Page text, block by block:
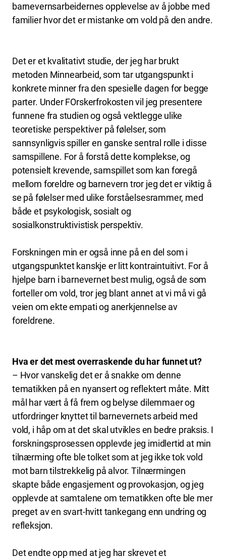
barnevernsarbeidernes opplevelse av å jobbe med
familier hvor det er mistanke om vold på den andre.
Det er et kvalitativt studie, der jeg har brukt
metoden Minnearbeid, som tar utgangspunkt i
konkrete minner fra den spesielle dagen for begge
parter. Under FOrskerfrokosten vil jeg presentere
funnene fra studien og også vektlegge ulike
teoretiske perspektiver på følelser, som
sannsynligvis spiller en ganske sentral rolle i disse
samspillene. For å forstå dette komplekse, og
potensielt krevende, samspillet som kan foregå
mellom foreldre og barnevern tror jeg det er viktig å
se på følelser med ulike forståelsesrammer, med
både et psykologisk, sosialt og
sosialkonstruktivistisk perspektiv.
Forskningen min er også inne på en del som i
utgangspunktet kanskje er litt kontraintuitivt. For å
hjelpe barn i barnevernet best mulig, også de som
forteller om vold, tror jeg blant annet at vi må vi gå
veien om ekte empati og anerkjennelse av
foreldrene.
Hva er det mest overraskende du har funnet ut?
– Hvor vanskelig det er å snakke om denne
tematikken på en nyansert og reflektert måte. Mitt
mål har vært å få frem og belyse dilemmaer og
utfordringer knyttet til barnevernets arbeid med
vold, i håp om at det skal utvikles en bedre praksis. I
forskningsprosessen opplevde jeg imidlertid at min
tilnærming ofte ble tolket som at jeg ikke tok vold
mot barn tilstrekkelig på alvor. Tilnærmingen
skapte både engasjement og provokasjon, og jeg
opplevde at samtalene om tematikken ofte ble mer
preget av en svart-hvitt tankegang enn undring og
refleksjon.
Det endte opp med at jeg har skrevet et